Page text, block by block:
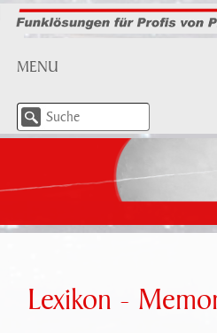
MENU
NEWS
WIR STELLEN UNS VOR
Über H.E.R.T.Z
BOS-Funk
DOWNLOAD/ INFO
Lexikon -